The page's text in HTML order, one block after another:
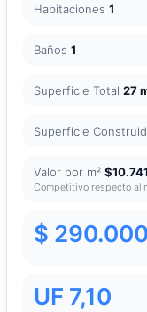
Habitaciones 1
Baños 1
Superficie Total 27
Superficie
Valor por m²
Competitivo respecto al
$ 290.000
UF 7,10